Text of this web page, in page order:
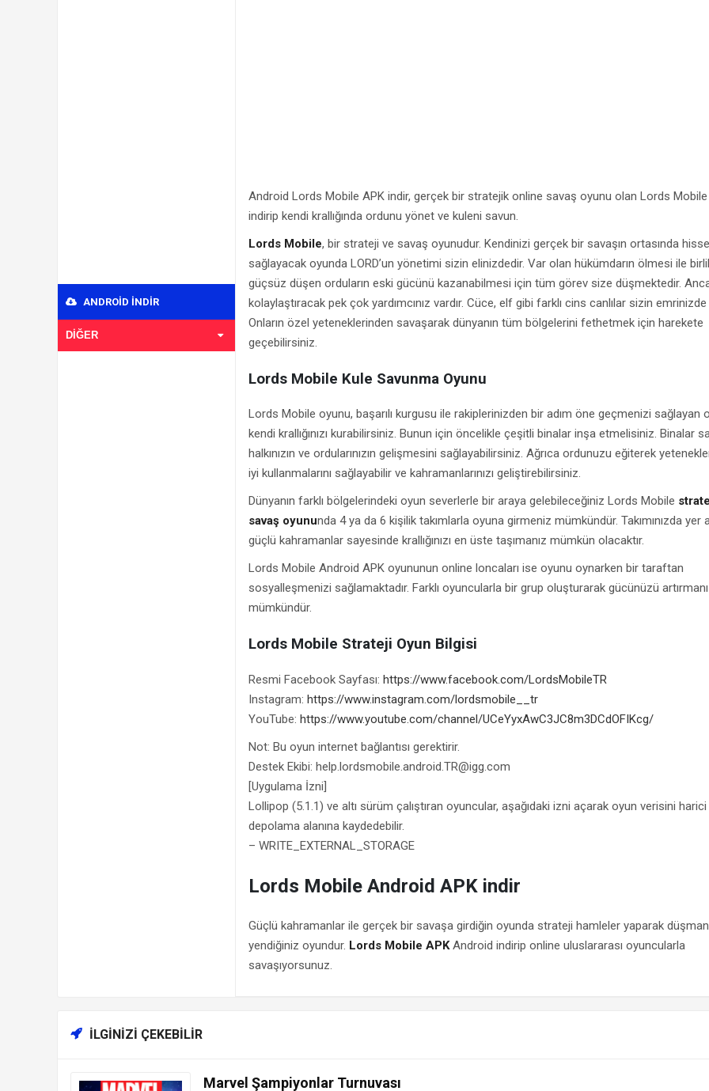
ANDROID INDIR
DIĞER
Android Lords Mobile APK indir, gerçek bir stratejik online savaş oyunu olan Lords
indirip kendi krallığında ordunu yönet ve kuleni savun.
Lords Mobile, bir strateji ve savaş oyunudur. Kendinizi gerçek bir savaşın ortasında
sağlayacak oyunda LORD’un yönetimi sizin elinizdedir. Var olan hükümdarın ölmesi ile
güçsüz düşen orduların eski gücünü kazanabilmesi için tüm görev size düşmektedir.
kolaylaştıracak pek çok yardımcınız vardır. Cüce, elf gibi farklı cins canlılar sizin emrinizde
Onların özel yeteneklerinden savaşarak dünyanın tüm bölgelerini fethetmek için harekete
geçebilirsiniz.
Lords Mobile Kule Savunma Oyunu
Lords Mobile oyunu, başarılı kurgusu ile rakiplerinizden bir adım öne geçmenizi sağlayan
kendi krallığınızı kurabilirsiniz. Bunun için öncelikle çeşitli binalar inşa etmelisiniz. Binalar
halkınızın ve ordularınızın gelişmesini sağlayabilirsiniz. Ağrıca ordunuzu eğiterek
iyi kullanmalarını sağlayabilir ve kahramanlarınızı geliştirebilirsiniz.
Dünyanın farklı bölgelerindeki oyun severlerle bir araya gelebileceğiniz Lords Mobile
savaş oyununda 4 ya da 6 kişilik takımlarla oyuna girmeniz mümkündür. Takımınızda yer
güçlü kahramanlar sayesinde krallığınızı en üste taşımanız mümkün olacaktır.
Lords Mobile Android APK oyununun online loncaları ise oyunu oynarken bir taraftan
sosyalleşmenizi sağlamaktadır. Farklı oyuncularla bir grup oluşturarak gücünüzü
mümkündür.
Lords Mobile Strateji Oyun Bilgisi
Resmi Facebook Sayfası: https://www.facebook.com/LordsMobileTR
Instagram: https://www.instagram.com/lordsmobile__tr
YouTube: https://www.youtube.com/channel/UCeYyxAwC3JC8m3DCdOFIKcg/
Not: Bu oyun internet bağlantısı gerektirir.
Destek Ekibi: help.lordsmobile.android.TR@igg.com
[Uygulama İzni]
Lollipop (5.1.1) ve altı sürüm çalıştıran oyuncular, aşağıdaki izni açarak oyun verisini harici
depolama alanına kaydedebilir.
– WRITE_EXTERNAL_STORAGE
Lords Mobile Android APK indir
Güçlü kahramanlar ile gerçek bir savaşa girdiğin oyunda strateji hamleler yaparak
yendiğiniz oyundur. Lords Mobile APKAndroid indirip online uluslararası oyuncularla
savaşıyorsunuz.
İLGINIZI ÇEKEBILIR
Marvel Şampiyonlar Turnuvası